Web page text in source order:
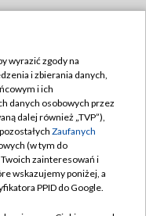
wyrazić zgody na
i zbierania danych,
i ich
danych osobowych przez
dalej również „TVP”),
Zaufanych
(w tym do
zainteresowań i
wskazujemy poniżej, a
PPID do Google.